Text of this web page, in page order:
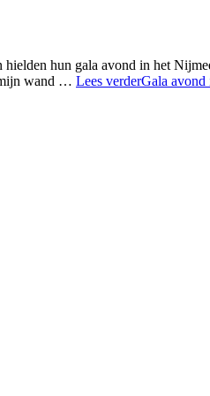
hun gala avond in het
wand … Lees verderGala avond